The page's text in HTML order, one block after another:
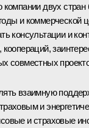
двух стран
и коммерческой
консультации и
коопераций,
совместных
взаимную
и
и страховые